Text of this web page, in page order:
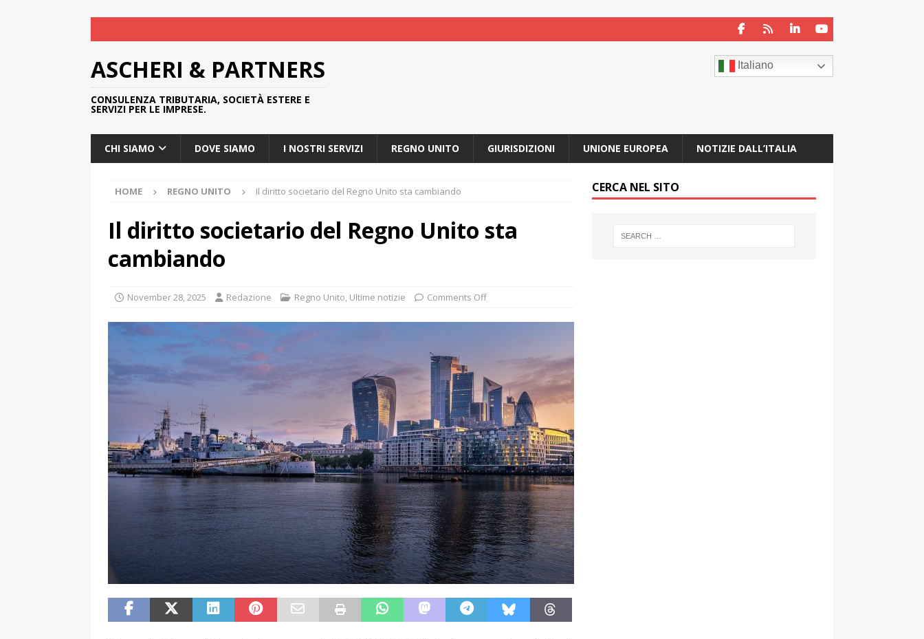
ASCHERI & PARTNERS
CONSULENZA TRIBUTARIA, SOCIETÀ ESTERE E
SERVIZI PER LE IMPRESE.
Italiano
CHI SIAMO DOVE SIAMO I NOSTRI SERVIZI REGNO UNITO GIURISDIZIONI UNIONE EUROPEA NOTIZIE DALL’ITALIA
HOME REGNO UNITO Il diritto societario del Regno Unito sta cambiando
Il diritto societario del Regno Unito sta
cambiando
November 28, 2025 Redazione Regno Unito, Ultime notizie Comments Off
CERCA NEL SITO